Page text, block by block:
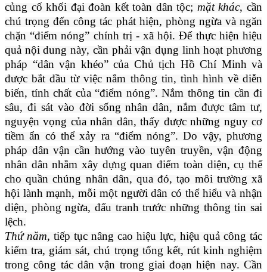
củng cố khối đại đoàn kết toàn dân tộc; mặt khác, cần
chú trọng đến công tác phát hiện, phòng ngừa và ngăn
chặn “điểm nóng” chính trị - xã hội. Để thực hiện hiệu
quả nội dung này, cần phải vận dụng linh hoạt phương
pháp “dân vận khéo” của Chủ tịch Hồ Chí Minh và
được bắt đầu từ việc nắm thông tin, tình hình về diễn
biến, tính chất của “điểm nóng”. Nắm thông tin cần đi
sâu, đi sát vào đời sống nhân dân, nắm được tâm tư,
nguyện vọng của nhân dân, thấy được những nguy cơ
tiềm ẩn có thể xảy ra “điểm nóng”. Do vậy, phương
pháp dân vận cần hướng vào tuyên truyền, vận động
nhân dân nhằm xây dựng quan điểm toàn diện, cụ thể
cho quần chúng nhân dân, qua đó, tạo môi trường xã
hội lành mạnh, mỗi một người dân có thể hiểu và nhận
diện, phòng ngừa, đấu tranh trước những thông tin sai
lệch.
Thứ năm, tiếp tục nâng cao hiệu lực, hiệu quả công tác
kiểm tra, giám sát, chú trọng tổng kết, rút kinh nghiệm
trong công tác dân vận trong giai đoạn hiện nay. Cần